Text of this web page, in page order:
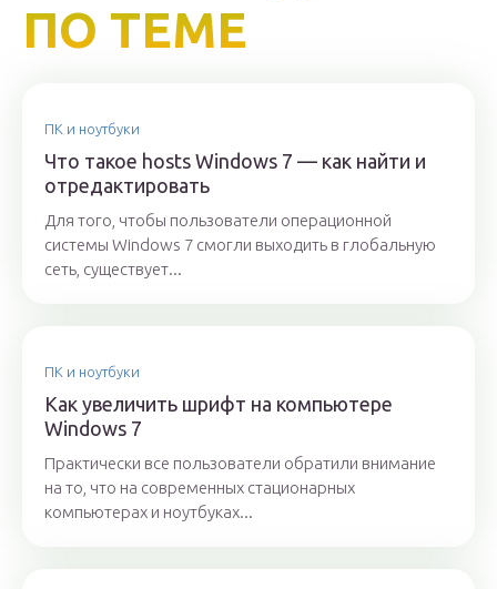
ПО ТЕМЕ
ПК и ноутбуки
Что такое hosts Windows 7 — как найти и
отредактировать
Для того, чтобы пользователи операционной
системы Windows 7 смогли выходить в глобальную
сеть, существует...
ПК и ноутбуки
Как увеличить шрифт на компьютере
Windows 7
Практически все пользователи обратили внимание
на то, что на современных стационарных
компьютерах и ноутбуках...